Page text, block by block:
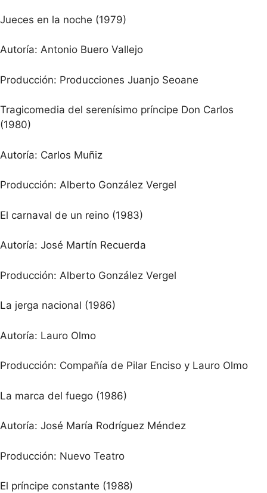
Jueces en la noche (1979)
Autoría: Antonio Buero Vallejo
Producción: Producciones Juanjo Seoane
Tragicomedia del serenísimo príncipe Don Carlos
(1980)
Autoría: Carlos Muñiz
Producción: Alberto González Vergel
El carnaval de un reino (1983)
Autoría: José Martín Recuerda
Producción: Alberto González Vergel
La jerga nacional (1986)
Autoría: Lauro Olmo
Producción: Compañía de Pilar Enciso y Lauro Olmo
La marca del fuego (1986)
Autoría: José María Rodríguez Méndez
Producción: Nuevo Teatro
El príncipe constante (1988)